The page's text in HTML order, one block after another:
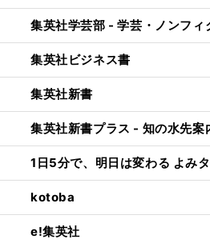
集英社学芸部 - 学芸・ノンフィ
集英社ビジネス書
集英社新書
集英社新書プラス - 知の水先案
1日5分で、明日は変わる よみ
kotoba
e!集英社